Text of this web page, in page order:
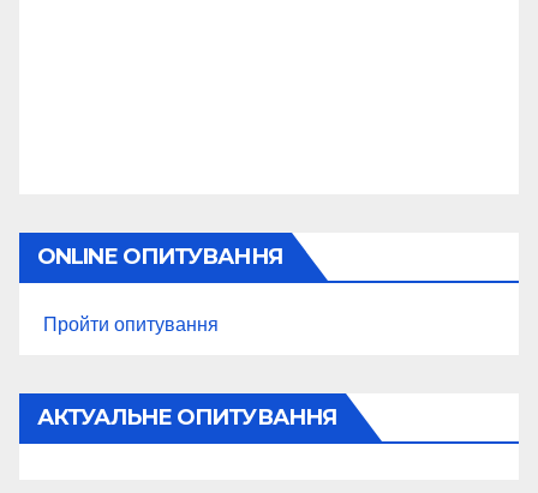
ONLINE ОПИТУВАННЯ
Пройти опитування
АКТУАЛЬНЕ ОПИТУВАННЯ